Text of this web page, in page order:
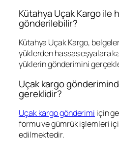
Kütahya Uçak Kargo ile
gönderilebilir?
Kütahya Uçak Kargo,
yüklerden hassas eşyalara
yüklerin gönderimini
Uçak kargo
gereklidir?
Uçak kargo gönderimi için
formu ve gümrük işlemleri
edilmektedir.